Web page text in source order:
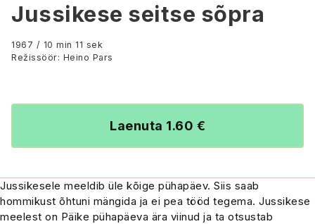
Jussikese seitse sõpra
1967 / 10 min 11 sek
Režissöör: Heino Pars
Laenuta 1.60 €
Jussikesele meeldib üle kõige pühapäev. Siis saab
hommikust õhtuni mängida ja ei pea tööd tegema. Jussikese
meelest on Päike pühapäeva ära viinud ja ta otsustab